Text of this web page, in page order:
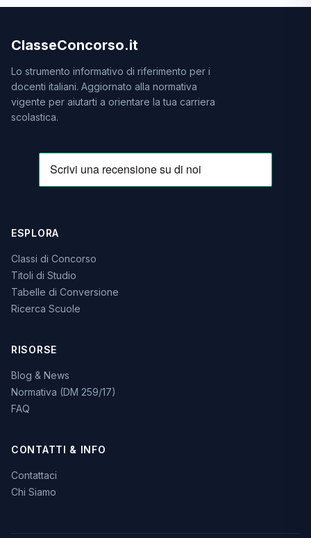
ClasseConcorso.it
Lo strumento informativo di riferimento per i
docenti italiani. Aggiornato alla normativa
vigente per aiutarti a orientare la tua carriera
scolastica.
ESPLORA
Classi di Concorso
Titoli di Studio
Tabelle di Conversione
Ricerca Scuole
RISORSE
Blog & News
Normativa (DM 259/17)
FAQ
CONTATTI & INFO
Contattaci
Chi Siamo